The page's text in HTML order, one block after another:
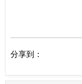
分享到：